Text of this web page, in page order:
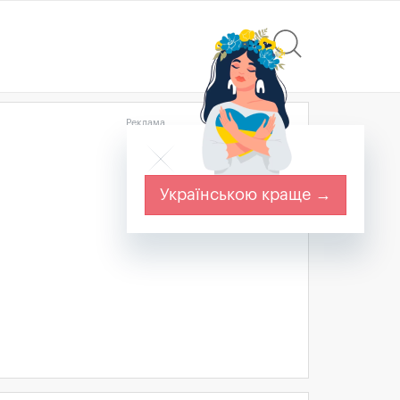
Реклама
Українською краще →